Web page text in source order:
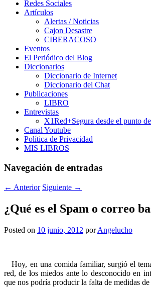
Redes Sociales
Artículos
Alertas / Noticias
Cajon Desastre
CIBERACOSO
Eventos
El Periódico del Blog
Diccionarios
Diccionario de Internet
Diccionario del Chat
Publicaciones
LIBRO
Entrevistas
X1Red+Segura desde el punto
Canal Youtube
Política de Privacidad
MIS LIBROS
Navegación de entradas
← Anterior Siguiente →
¿Qué es el Spam o correo
Posted on 10 junio, 2012 porAngelucho
Hoy, en una comida familiar, surgió el
red, de los miedos ante lo desconocido en
que nos podría producir la falta de medidas